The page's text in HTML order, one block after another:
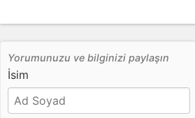
Yorumunuzu ve bilginizi paylaşın
İsim